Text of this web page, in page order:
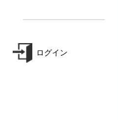
ログイン